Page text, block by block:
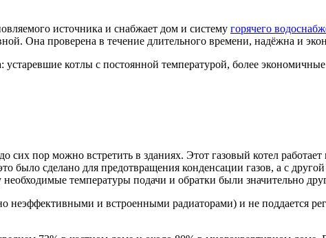
источника и снабжает дом и систему горячего
Она проверена в течение длительного времени, надёжна и
котлы с постоянной температурой, более
пор можно встретить в зданиях. Этот газовый котел
сделано для предотвращения конденсации газов, а с
температуры подачи и обратки были значительно
неэффективными и встроенными радиаторами) и не поддается